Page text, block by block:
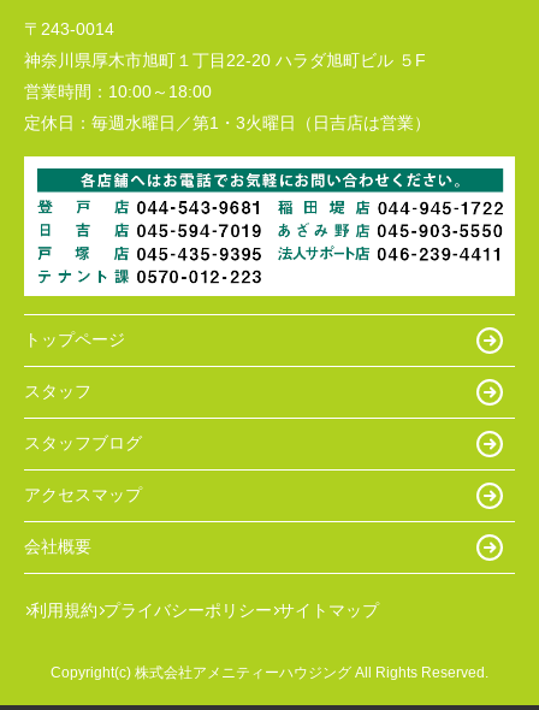
〒243-0014
神奈川県厚木市旭町１丁目22-20 ハラダ旭町ビル ５F
営業時間： 10:00～18:00
定休日： 毎週水曜日／第1・3火曜日（日吉店は営業）
トップページ
スタッフ
スタッフブログ
アクセスマップ
会社概要
利用規約 プライバシーポリシー サイトマップ
Copyright(c) 株式会社アメニティーハウジング All Rights Reserved.